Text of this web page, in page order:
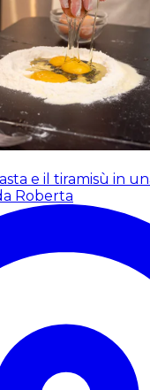
e il tiramisù in
Roberta